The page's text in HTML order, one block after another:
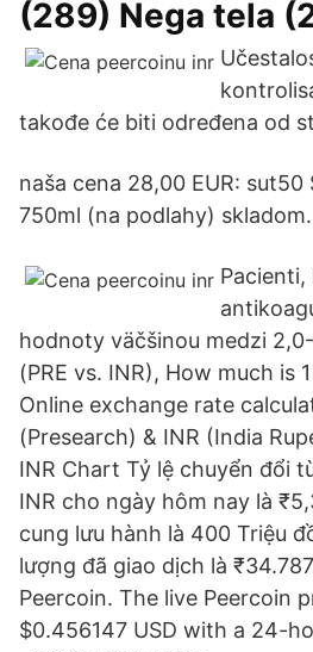
(289) Nega tela
takođe će biti određena od
naša cena 28,00 EUR:
750ml (na podlahy) skladom.
hodnoty väčšinou medzi
(PRE vs. INR), How much is
Online exchange rate
(Presearch) & INR (India
INR Chart Tỷ lệ chuyển đổi
INR cho ngày hôm nay là
cung lưu hành là 400 Triệu
lượng đã giao dịch là
Peercoin. The live Peercoin
$0.456147 USD with a 24-